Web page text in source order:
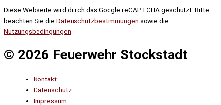
Diese Webseite wird durch das Google reCAPTCHA geschützt. Bitte
beachten Sie die Datenschutzbestimmungen sowie die
Nutzungsbedingungen
© 2026 Feuerwehr Stockstadt
Kontakt
Datenschutz
Impressum